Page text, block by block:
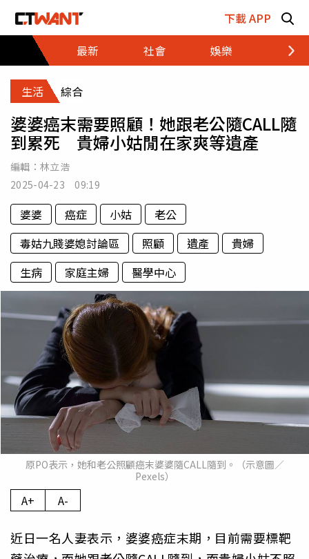
下載 APP
最新
社會 娛樂 財經
生活 綜合
婆婆癌末需要照顧！她跟老公隨CALL隨
到累死 貴婦小姑閒在家爽等遺產
編輯： 林立浩
2025-04-23 09:19
婆婆 癌症 小姑
老公
毒姑九賤婆媳討論區
照顧 遺產
貴婦
生病
家庭主婦 醫學中心
原PO表示，她和老公照顧癌末婆婆隨CALL隨到。（示意圖／
Pexels）
A+ A-
近日一名人妻表示，婆婆癌症末期，目前需要標靶